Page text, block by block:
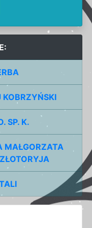
SP. K.
MAŁGORZATA